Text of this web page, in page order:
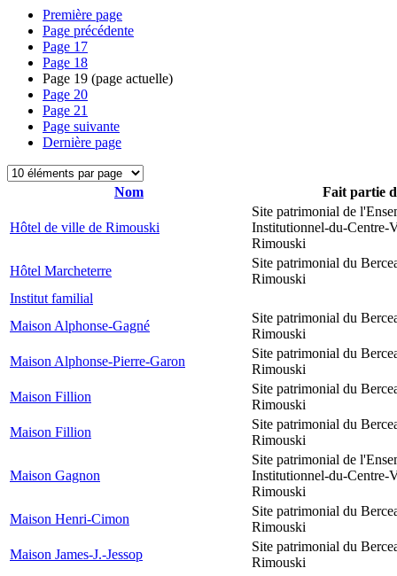
Première page
Page précédente
Page 17
Page 18
Page 19 (page actuelle)
Page 20
Page 21
Page suivante
Dernière page
Nom Fait partie
Hôtel de ville de Rimouski
Site patrimonial de
Institutionnel-du-Centre-
Rimouski
Hôtel Marcheterre
Site patrimonial du
Rimouski
Institut familial
Maison Alphonse-Gagné
Site patrimonial du
Rimouski
Maison Alphonse-Pierre-Garon
Site patrimonial du
Rimouski
Maison Fillion
Site patrimonial du
Rimouski
Maison Fillion
Site patrimonial du
Rimouski
Maison Gagnon
Site patrimonial de
Institutionnel-du-Centre-
Rimouski
Maison Henri-Cimon
Site patrimonial du
Rimouski
Maison James-J.-Jessop
Site patrimonial du
Rimouski